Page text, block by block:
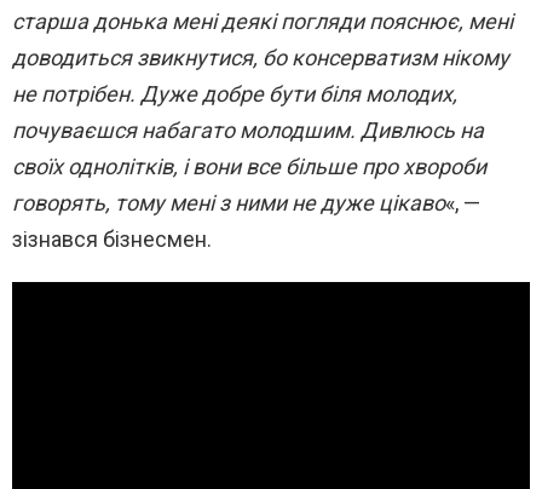
старша донька мені деякі погляди пояснює, мені
доводиться звикнутися, бо консерватизм нікому
не потрібен. Дуже добре бути біля молодих,
почуваєшся набагато молодшим. Дивлюсь на
своїх однолітків, і вони все більше про хвороби
говорять, тому мені з ними не дуже цікаво«, —
зізнався бізнесмен.